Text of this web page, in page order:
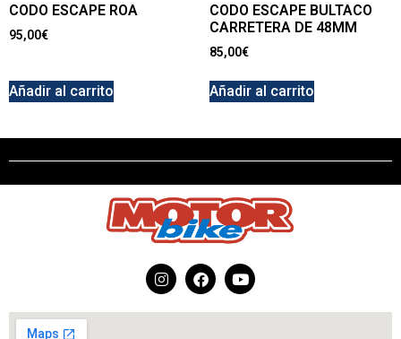
CODO ESCAPE ROA
95,00€
Añadir al carrito
CODO ESCAPE BULTACO
CARRETERA DE 48MM
85,00€
Añadir al carrito